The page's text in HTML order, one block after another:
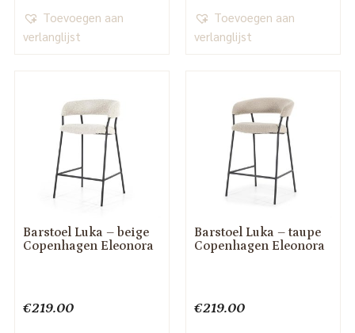
Toevoegen aan
verlanglijst
Toevoegen aan
verlanglijst
Barstoel Luka – beige
Copenhagen Eleonora
€219.00
Barstoel Luka – taupe
Copenhagen Eleonora
€219.00